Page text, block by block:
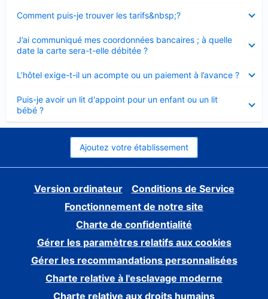
Comment puis-je trouver les tarifs&nbsp;?
fermé
J’ai communiqué mes coordonnées bancaires ; à quelle
date la carte sera-t-elle débitée ?
fermé
L’hôtel exige-t-il un acompte ou un paiement à l’avance ?
fermé
Puis-je avoir un lit d'appoint pour un enfant ou un lit
bébé ?
fermé
Ajoutez votre établissement
Version ordinateur
Conditions de Service
Fonctionnement de notre site
Charte de confidentialité
Gérer les paramètres relatifs aux cookies
Gérer les recommandations personnalisées
Charte relative à l'esclavage moderne
Charte relative aux droits humains